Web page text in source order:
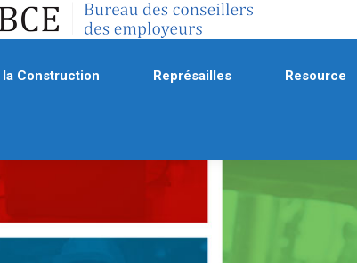
la Construction Représailles Resource